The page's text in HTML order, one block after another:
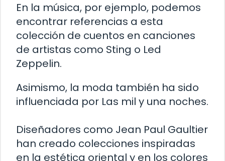
En la música, por ejemplo, podemos
encontrar referencias a esta
colección de cuentos en canciones
de artistas como Sting o Led
Zeppelin.
Asimismo, la moda también ha sido
influenciada por Las mil y una noches.
Diseñadores como Jean Paul Gaultier
han creado colecciones inspiradas
en la estética oriental y en los colores